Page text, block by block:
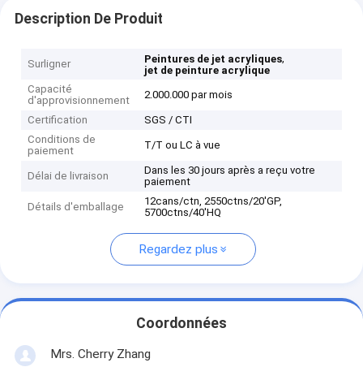
Description De Produit
Surligner Peintures de jet acryliques,
jet de peinture acrylique
Capacité
d'approvisionnement
2.000.000 par mois
Certification
SGS / CTI
Conditions de
paiement
T/T ou LC à vue
Délai de livraison
Dans les 30 jours après a reçu votre
paiement
Détails d'emballage
12cans/ctn, 2550ctns/20'GP,
5700ctns/40'HQ
Regardez plus
Coordonnées
Mrs. Cherry Zhang